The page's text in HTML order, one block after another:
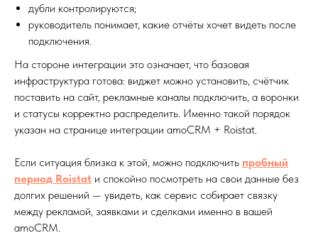
дубли контролируются;
руководитель понимает, какие отчёты хочет видеть после
подключения.
На стороне интеграции это означает, что базовая
инфраструктура готова: виджет можно установить, счётчик
поставить на сайт, рекламные каналы подключить, а воронки
и статусы корректно распределить. Именно такой порядок
указан на странице интеграции amoCRM + Roistat.
Если ситуация близка к этой, можно подключить пробный
период Roistat и спокойно посмотреть на свои данные без
долгих решений — увидеть, как сервис собирает связку
между рекламой, заявками и сделками именно в вашей
amoCRM.